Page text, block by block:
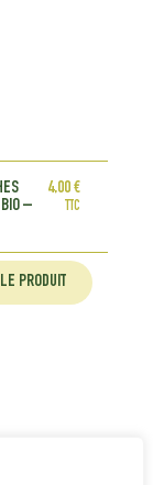
–
4,00€
TTC
PRODUIT